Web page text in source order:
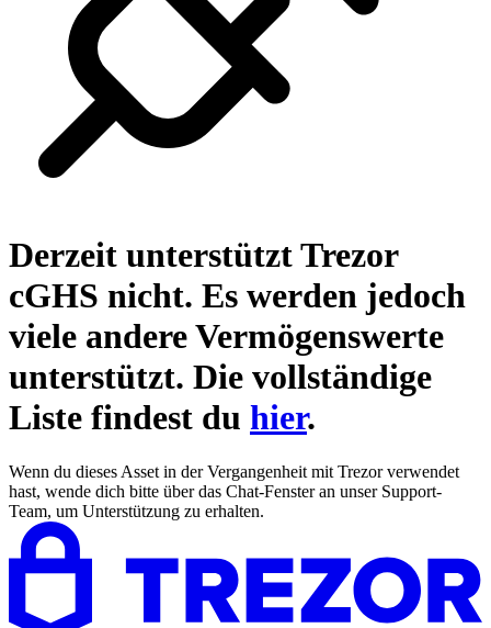
Derzeit unterstützt Trezor
cGHS nicht. Es werden jedoch
viele andere Vermögenswerte
unterstützt. Die vollständige
Liste findest du hier.
Wenn du dieses Asset in der Vergangenheit mit Trezor verwendet
hast, wende dich bitte über das Chat-Fenster an unser Support-
Team, um Unterstützung zu erhalten.